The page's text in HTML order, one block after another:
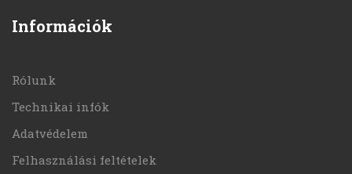
Információk
Rólunk
Technikai infók
Adatvédelem
Felhasználási feltételek